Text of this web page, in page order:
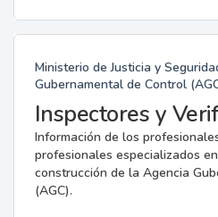
Ministerio de Justicia y
Gubernamental de Control
Información de los
profesionales especializados
construcción de la Agencia
(AGC).